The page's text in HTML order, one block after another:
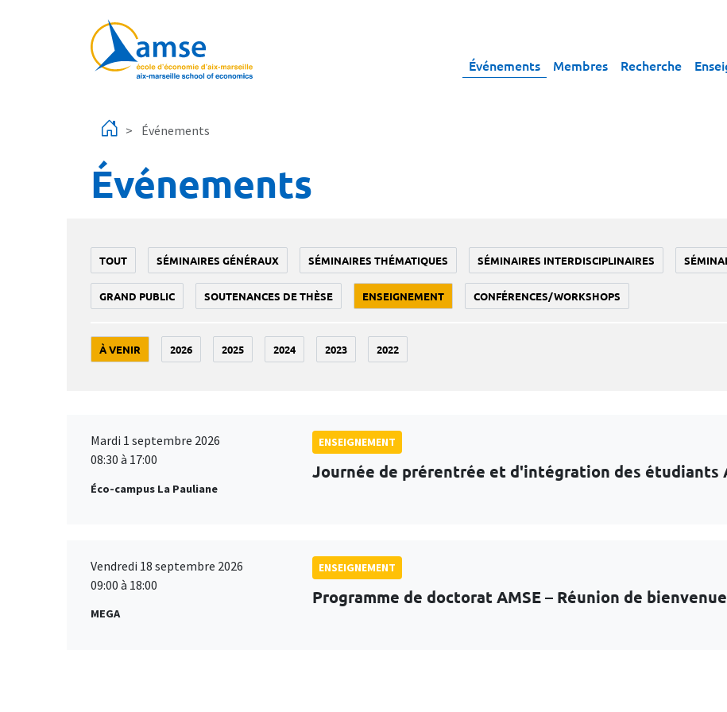
Événements Membres Recherche
Événements
Événements
TOUT SÉMINAIRES GÉNÉRAUX SÉMINAIRES THÉMATIQUES SÉMINAIRES INTERDISCIPLINAIRES
GRAND PUBLIC SOUTENANCES DE THÈSE ENSEIGNEMENT CONFÉRENCES/WORKSHOPS
À VENIR 2026 2025 2024 2023 2022
Mardi 1 septembre 2026
08:30 à 17:00
Éco-campus La Pauliane
ENSEIGNEMENT
Journée de prérentrée et d'intégration des étudiants
Vendredi 18 septembre 2026
09:00 à 18:00
MEGA
ENSEIGNEMENT
Programme de doctorat AMSE – Réunion de